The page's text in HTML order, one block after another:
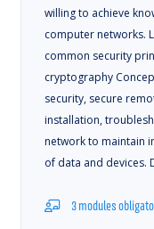
willing to achieve
computer networks.
common security
cryptography
security, secure
installation,
network to maintain
of data and devices.
3 modules